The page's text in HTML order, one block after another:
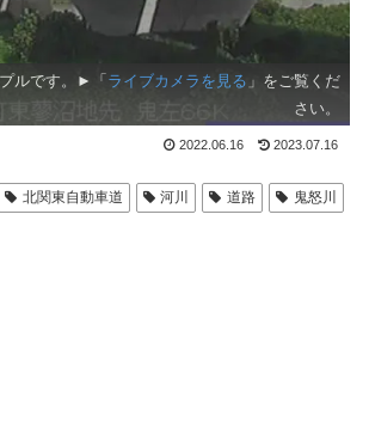
ルです。►「 ライブカメラを見る 」をご覧くだ
さい。
2022.06.16 2023.07.16
北関東自動車道 河川 道路 鬼怒川